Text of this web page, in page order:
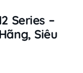
Series –
Siêu